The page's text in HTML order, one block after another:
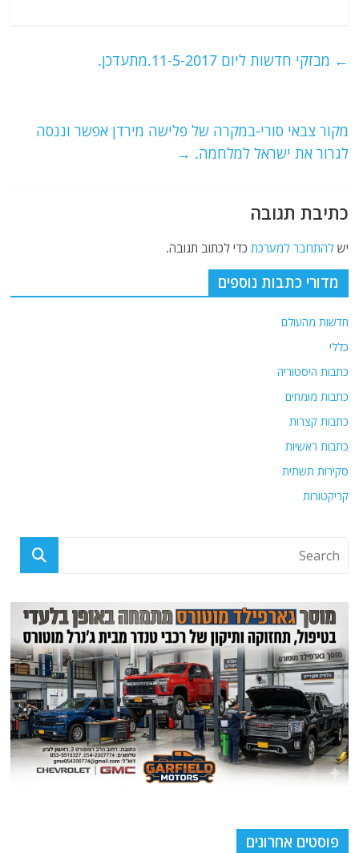
s
p
g
l
er
e
o
k
← מבזקי חדשות ליום 11-5-2017.מתעדכן.
מקור צבאי סורי-במקרה של פלישה מירדן אפשר וננסה
לגרור את ישראל למלחמה. →
כתיבת תגובה
ישלהתחבר למערכת כדי לכתוב תגובה.
מדורי כתבות נוספים
חדשות מהעולם
כללי
כתבות היסטוריה
כתבות מומחים
כתבות קצרות
כתבות ראשיות
סקירות תשתית
קריקטורות
פוסטים אחרונים